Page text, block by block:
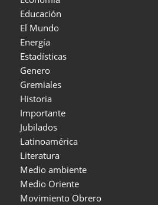
Educación
El Mundo
Energía
Estadísticas
Genero
Gremiales
Historia
Importante
Jubilados
Latinoamérica
Literatura
Medio ambiente
Medio Oriente
Movimiento Obrero